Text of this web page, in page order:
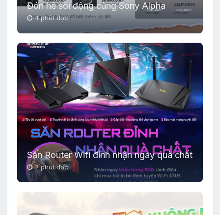
Đón hè sôi động cùng Sony Alpha
4 phút đọc
Săn Router Wifi đỉnh nhận ngay quà chất
2 phút đọc